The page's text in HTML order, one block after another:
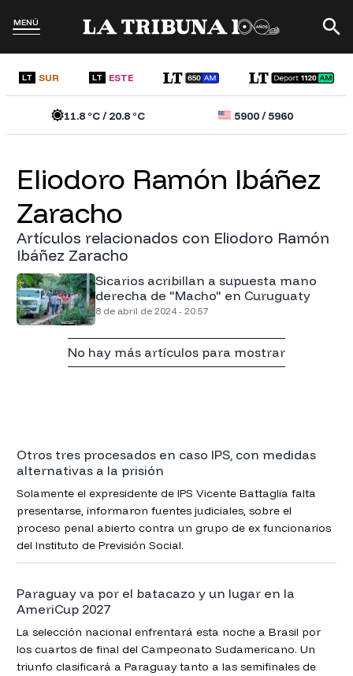
MENÚ
LT SUR LT ESTE
11.8°C /20.8°C 5900/5960
Eliodoro Ramón Ibáñez
Zaracho
Artículos relacionados con Eliodoro Ramón
Ibáñez Zaracho
Sicarios acribillan a supuesta mano
derecha de "Macho" en Curuguaty
8 de abril de 2024 - 20:57
No hay más artículos para mostrar
Otros tres procesados en caso IPS, con medidas
alternativas a la prisión
Solamente el expresidente de IPS Vicente Battaglia falta
presentarse, informaron fuentes judiciales, sobre el
proceso penal abierto contra un grupo de ex funcionarios
del Instituto de Previsión Social.
Paraguay va por el batacazo y un lugar en la
AmeriCup 2027
La selección nacional enfrentará esta noche a Brasil por
los cuartos de final del Campeonato Sudamericano. Un
triunfo clasificará a Paraguay tanto a las semifinales de